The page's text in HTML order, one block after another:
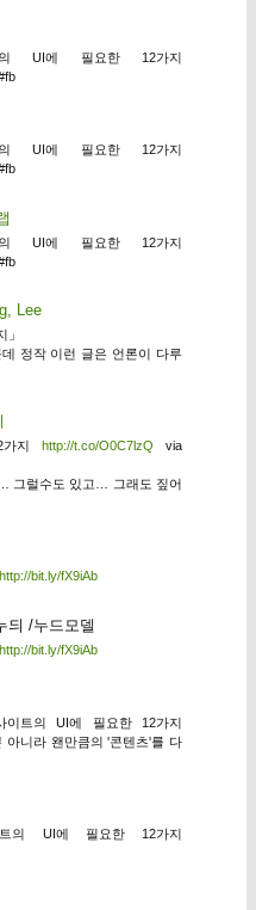
UI에 필요한 12가지
UI에 필요한 12가지
UI에 필요한 12가지
Lee
」
정작 이런 글은 언론이 다루
가지 http://t.co/O0C7lzQ via
그럴수도 있고… 그래도 짚어
http://bit.ly/fX9iAb
듸 /누드모델
http://bit.ly/fX9iAb
트의 UI에 필요한 12가지
니라 왠만큼의 '콘텐츠'를 다
의 UI에 필요한 12가지